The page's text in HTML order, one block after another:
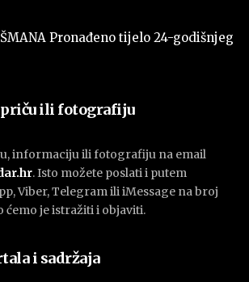
Pronađeno tijelo 24-godišnjeg
ili fotografiju
informaciju ili fotografiju na email
. Isto možete poslati i putem
Viber, Telegram ili iMessage na broj
ćemo je istražiti i objaviti.
i sadržaja